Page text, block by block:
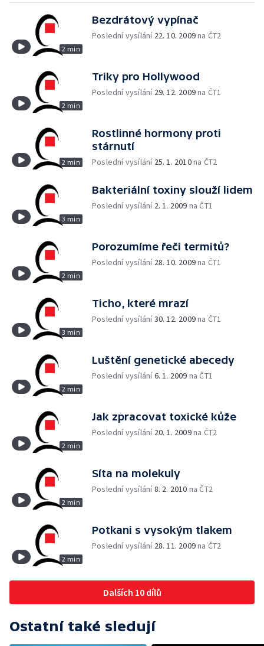
2 min
Bezdrátový vypínač
Poslední vysílání 22. 10. 2009na ČT2
2 min
Triky pro Hollywood
Poslední vysílání 29. 12. 2009na ČT1
2 min
Rostlinné hormony proti
stárnutí
Poslední vysílání 25. 1. 2010na ČT2
3 min
Bakteriální toxiny slouží lidem
Poslední vysílání 2. 1. 2009 na ČT1
2 min
Porozumíme řeči termitů?
Poslední vysílání 28. 10. 2009na ČT1
3 min
Ticho, které mrazí
Poslední vysílání30. 12. 2009na ČT1
2 min
Luštění genetické abecedy
Poslední vysílání6. 1. 2009 na ČT1
2 min
Jak zpracovat toxické kůže
Poslední vysílání 20. 1. 2009na ČT2
2 min
Síta na molekuly
Poslední vysílání8. 2. 2010 na ČT2
2 min
Potkani s vysokým tlakem
Poslední vysílání 28. 11. 2009na ČT2
Dalších 10 dílů
Ostatní také sledují